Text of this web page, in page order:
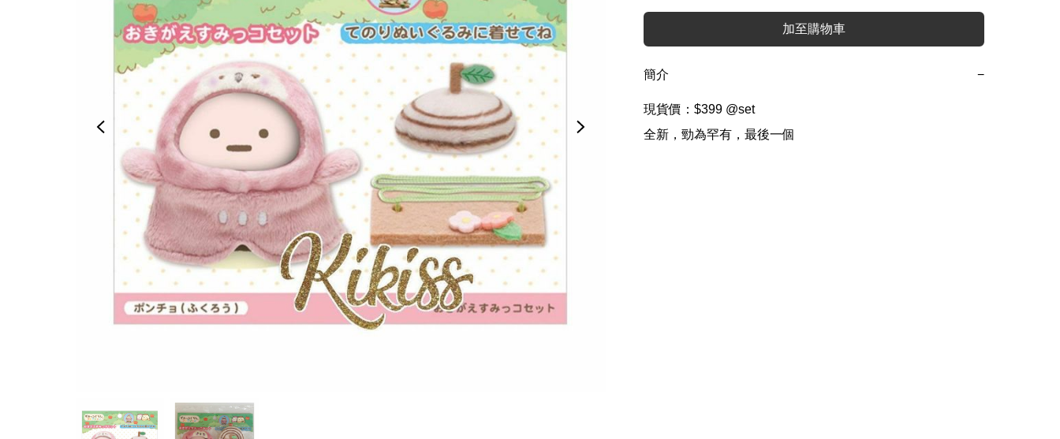
加至購物車
簡介 −
現貨價：$399 @set
全新，勁為罕有，最後一個